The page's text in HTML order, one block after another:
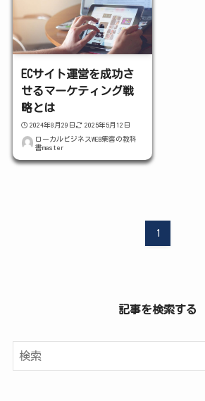
ECサイト運営を成功さ
せるマーケティング戦
略とは
2024年8月29日
2025年5月12日
ローカルビジネスWEB集客の教科
書master
1
記事を検索する